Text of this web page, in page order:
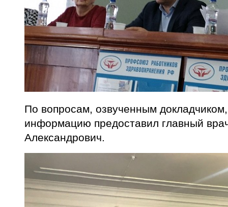
По вопросам, озвученным
информацию предоставил главный
Александрович.